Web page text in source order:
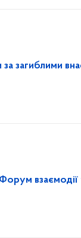
загиблими